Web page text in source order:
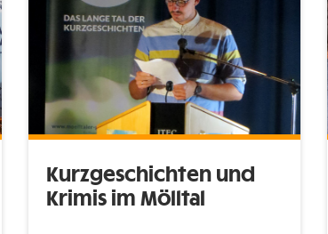
Kurzgeschichten und
Krimis im Mölltal